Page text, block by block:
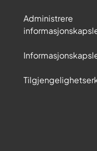
Administrere